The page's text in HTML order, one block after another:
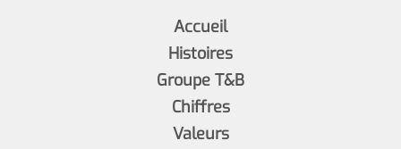
Accueil
Histoires
Groupe T&B
Chiffres
Valeurs